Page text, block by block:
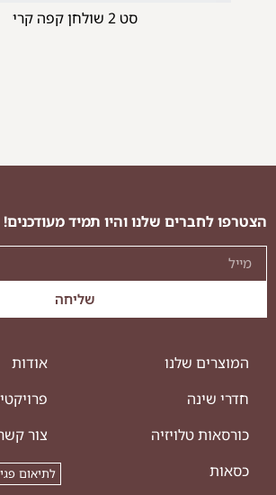
סט 2 שולחן קפה קרי
ספת פורטו
אודות
צור
לתיאום
המוצרים שלנו
חדרי שינה
כורסאות טלויזיה
כסאות
הצטרפו לחברים שלנו והיו תמיד מעודכנים!
שליחה